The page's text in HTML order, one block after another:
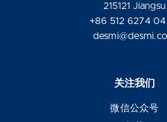
215121 Jiangsu
+86 512 6274
关注我们
微信公众号